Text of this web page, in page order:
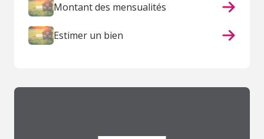
Montant des mensualités
Estimer un bien